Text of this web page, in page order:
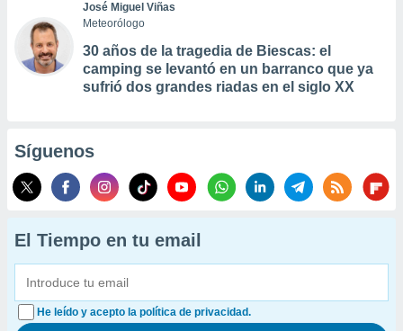
José Miguel Viñas
Meteorólogo
30 años de la tragedia de Biescas: el
camping se levantó en un barranco que ya
sufrió dos grandes riadas en el siglo XX
Síguenos
El Tiempo en tu email
He leído y acepto la política de privacidad.